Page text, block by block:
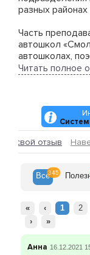
разных районах
Часть
автошкол
автошколах,
обучения на
Автошколы
известные
Система
позволяет
качество
Читать полное
Отзывы
свой отзыв
Все345
« ‹ 1 2
›
»
Анна 16.12.2021